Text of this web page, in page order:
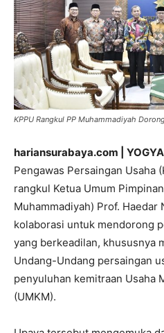
KPPU Rangkul PP Muhammadiyah
hariansurabaya.com |
Pengawas Persaingan Usaha
rangkul Ketua Umum
Muhammadiyah) Prof.
kolaborasi untuk mendorong
yang berkeadilan, khususnya
Undang-Undang persaingan
penyuluhan kemitraan Usaha
(UMKM).